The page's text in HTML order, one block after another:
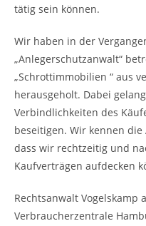
tätig sein können.
Wir haben in der
„Anlegerschutzanwalt“
„Schrottimmobilien “ aus
herausgeholt. Dabei
Verbindlichkeiten des
beseitigen. Wir kennen
dass wir rechtzeitig und
Kaufverträgen aufdecken
Rechtsanwalt
Verbraucherzentrale